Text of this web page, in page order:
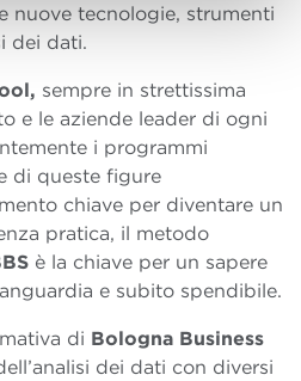
nuove tecnologie, strumenti
dei dati.
sempre in strettissima
e le aziende leader di ogni
i programmi
di queste figure
chiave per diventare un
pratica, il metodo
è la chiave per un sapere
e subito spendibile.
di Bologna Business
dei dati con diversi